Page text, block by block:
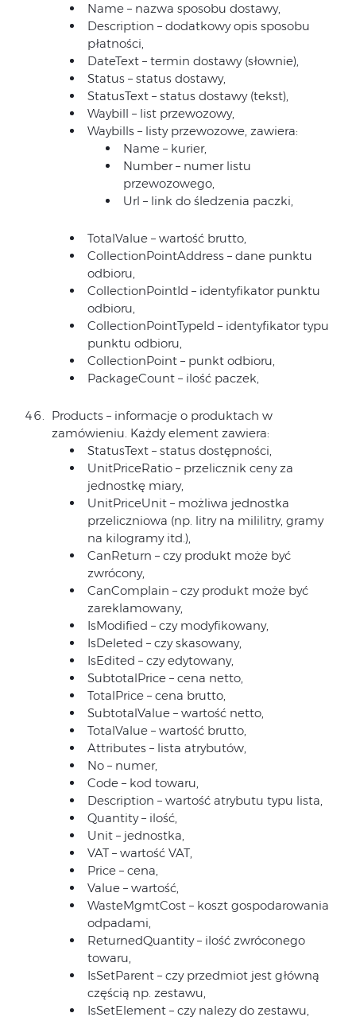
Name – nazwa sposobu dostawy,
Description – dodatkowy opis sposobu
płatności,
DateText – termin dostawy (słownie),
Status – status dostawy,
StatusText – status dostawy (tekst),
Waybill – list przewozowy,
Waybills – listy przewozowe, zawiera:
Name – kurier,
Number – numer listu
przewozowego,
Url – link do śledzenia paczki,
TotalValue – wartość brutto,
CollectionPointAddress – dane punktu
odbioru,
CollectionPointId – identyfikator punktu
odbioru,
CollectionPointTypeId – identyfikator typu
punktu odbioru,
CollectionPoint – punkt odbioru,
PackageCount – ilość paczek,
Products – informacje o produktach w
zamówieniu. Każdy element zawiera:
StatusText – status dostępności,
UnitPriceRatio – przelicznik ceny za
jednostkę miary,
UnitPriceUnit – możliwa jednostka
przeliczniowa (np. litry na mililitry, gramy
na kilogramy itd.),
CanReturn – czy produkt może być
zwrócony,
CanComplain – czy produkt może być
zareklamowany,
IsModified – czy modyfikowany,
IsDeleted – czy skasowany,
IsEdited – czy edytowany,
SubtotalPrice – cena netto,
TotalPrice – cena brutto,
SubtotalValue – wartość netto,
TotalValue – wartość brutto,
Attributes – lista atrybutów,
No – numer,
Code – kod towaru,
Description – wartość atrybutu typu lista,
Quantity – ilość,
Unit – jednostka,
VAT – wartość VAT,
Price – cena,
Value – wartość,
WasteMgmtCost – koszt gospodarowania
odpadami,
ReturnedQuantity – ilość zwróconego
towaru,
IsSetParent – czy przedmiot jest główną
częścią np. zestawu,
IsSetElement – czy nalezy do zestawu,